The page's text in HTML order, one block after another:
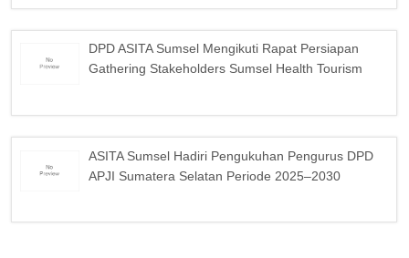
DPD ASITA Sumsel Mengikuti Rapat Persiapan
Gathering Stakeholders Sumsel Health Tourism
ASITA Sumsel Hadiri Pengukuhan Pengurus DPD
APJI Sumatera Selatan Periode 2025–2030